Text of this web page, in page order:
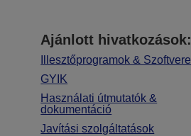
Ajánlott hivatkozások:
Illesztőprogramok &
GYIK
Használati útmutatók &
dokumentáció
Javítási szolgáltatások